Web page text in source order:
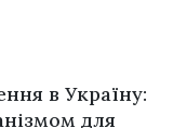
в Україну:
для